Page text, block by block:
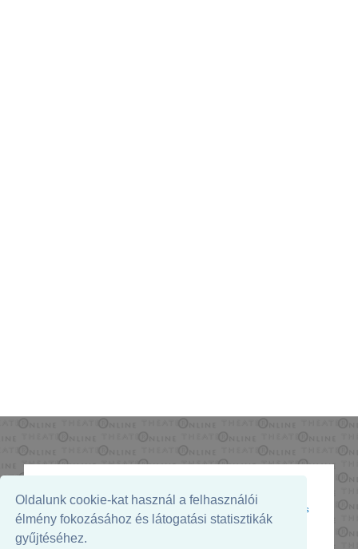
Oldalunk cookie-kat használ a felhasználói
élmény fokozásához és látogatási statisztikák
gyűjtéséhez.
Az oldal megjelenését támogatja: